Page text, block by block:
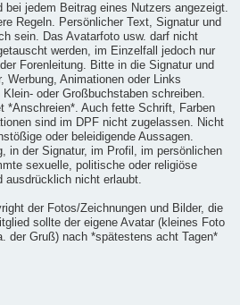
jedem Beitrag eines Nutzers angezeigt.
Regeln. Persönlicher Text, Signatur und
sein. Das Avatarfoto usw. darf nicht
werden, im Einzelfall jedoch nur
Forenleitung. Bitte in die Signatur und
Werbung, Animationen oder Links
oder Großbuchstaben schreiben.
*Anschreien*. Auch fette Schrift, Farben
sind im DPF nicht zugelassen. Nicht
oder beleidigende Aussagen.
in der Signatur, im Profil, im persönlichen
sexuelle, politische oder religiöse
nicht erlaubt.
der Fotos/Zeichnungen und Bilder, die
sollte der eigene Avatar (kleines Foto
der Gruß) nach *spätestens acht Tagen*